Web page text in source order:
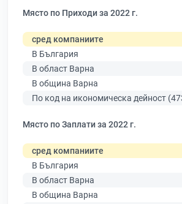
Място по Приходи за 2022 г.
сред компаниите
В България
В област Варна
В община Варна
По код на икономическа дейност
Място по Заплати за 2022 г.
сред компаниите
В България
В област Варна
В община Варна